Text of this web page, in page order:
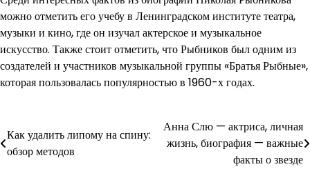
можно отметить его учебу в Ленинградском институте театра,
музыки и кино, где он изучал актерское и музыкальное
искусство. Также стоит отметить, что Рыбников был одним из
создателей и участников музыкальной группы «Братья Рыбные»,
которая пользовалась популярностью в 1960-х годах.
Навигация
по
Как удалить липому на спину:
обзор методов
Анна Слю — актриса, личная
жизнь, биография — важные
факты о звезде